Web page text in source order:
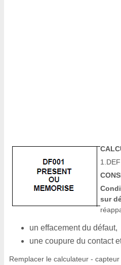
sur
un effacement du défaut,
une coupure du contact
Remplacer le calculateur -